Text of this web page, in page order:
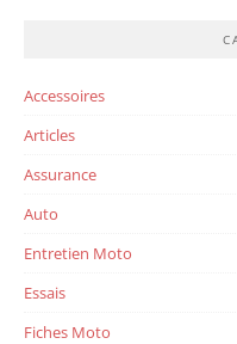
Accessoires
Articles
Assurance
Auto
Entretien Moto
Essais
Fiches Moto